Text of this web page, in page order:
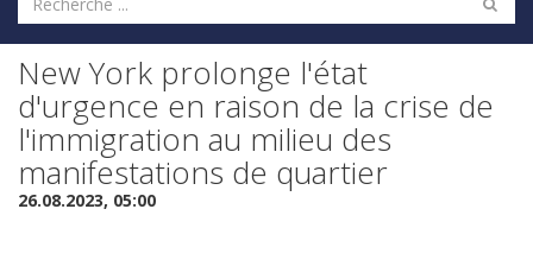
New York prolonge l'état
d'urgence en raison de la crise de
l'immigration au milieu des
manifestations de quartier
26.08.2023, 05:00